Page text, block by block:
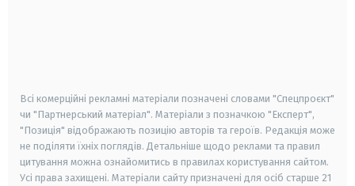
Всі комерційні рекламні матеріали позначені словами "Спецпроєкт"
чи "Партнерський матеріал". Матеріали з позначкою "Експерт",
"Позиція" відображають позицію авторів та героїв. Редакція може
не поділяти їхніх поглядів. Детальніше щодо реклами та правил
цитування можна ознайомитись в правилах користування сайтом.
Усі права захищені. Матеріали сайту призначені для осіб старше 21